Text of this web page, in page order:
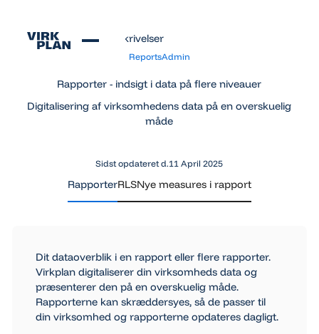
Alle funktionsbeskrivelser
Alle funktionsbeskrivelser
ReportsAdmin
Rapporter - indsigt i data på flere niveauer
Digitalisering af virksomhedens data på en overskuelig
måde
Sidst opdateret d.11 April 2025
RapporterRLSNye measures i rapport
Dit dataoverblik i en rapport eller flere rapporter.
Virkplan digitaliserer din virksomheds data og
præsenterer den på en overskuelig måde.
Rapporterne kan skræddersyes, så de passer til
din virksomhed og rapporterne opdateres dagligt.